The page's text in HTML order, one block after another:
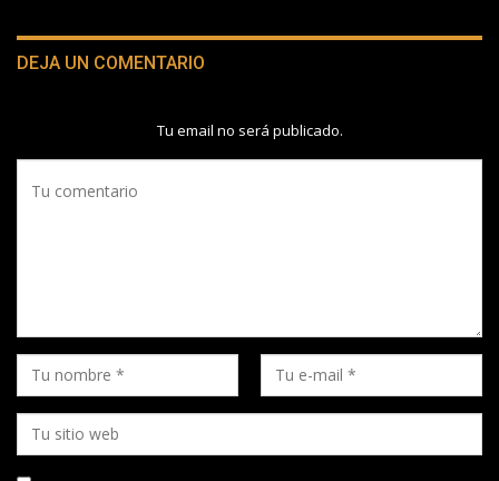
DEJA UN COMENTARIO
Tu email no será publicado.